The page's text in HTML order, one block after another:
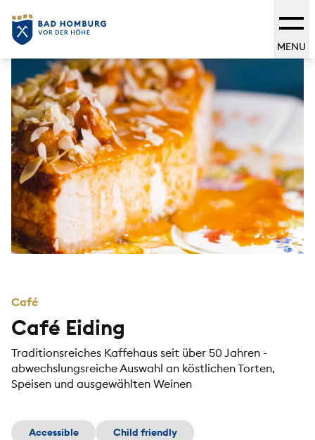
MENU
Café
Café Eiding
Traditionsreiches Kaffehaus seit über 50 Jahren -
abwechslungsreiche Auswahl an köstlichen Torten,
Speisen und ausgewählten Weinen
Accessible
Child friendly